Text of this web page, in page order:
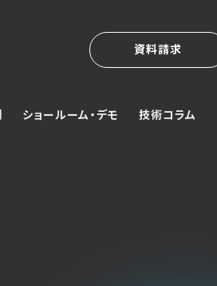
資料請求
ショールーム・デモ 技術コラム